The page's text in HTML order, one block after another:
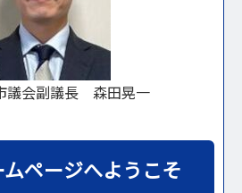
議会副議長 森田晃一
ページへようこそ